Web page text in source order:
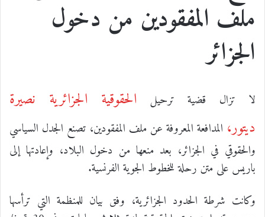
ملف المفقودين من دخول
الجزائر
لا تزال قضية ترحيل الحقوقية الجزائرية نصيرة
ديتور، المدافعة المعروفة عن ملف المفقودين، تصنع الجدل السياسي
والحقوقي في الجزائر، بعد منعها من دخول البلاد، وإعادتها إلى
باريس على متن رحلة للخطوط الجوية الفرنسية.
وكانت شرطة الحدود الجزائرية، وفق بيان للمنظمة التي ترأسها